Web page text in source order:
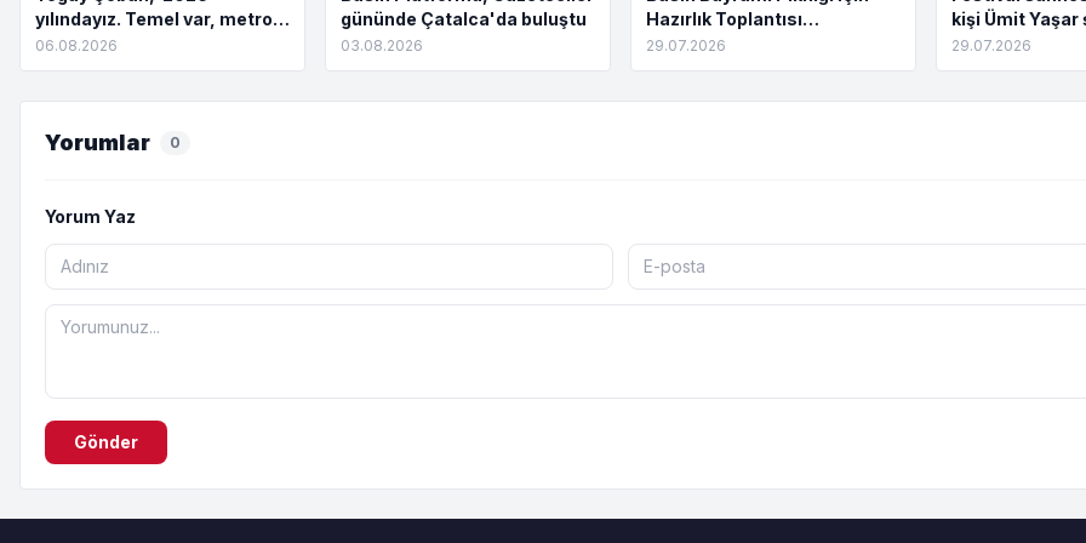
yılındayız. Temel var, metro
yok. Açılış töreni var, hizmet
yok”
06.08.2026
gününde Çatalca'da buluştu
03.08.2026
Hazırlık Toplantısı
Tamamlandı
29.07.2026
kişi Ümit Yaşar
buluştu
29.07.2026
Yorumlar 0
Yorum Yaz
Gönder